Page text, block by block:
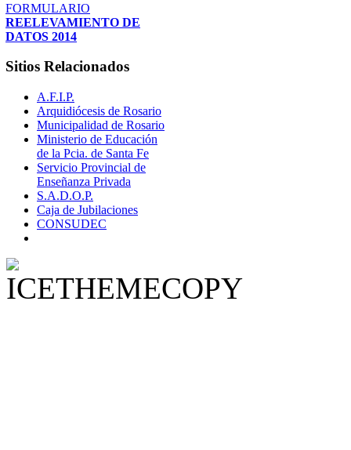
FORMULARIO
REELEVAMIENTO DE
DATOS 2014
Sitios Relacionados
A.F.I.P.
Arquidiócesis de Rosario
Municipalidad de Rosario
Ministerio de Educación
de la Pcia. de Santa Fe
Servicio Provincial de
Enseñanza Privada
S.A.D.O.P.
Caja de Jubilaciones
CONSUDEC